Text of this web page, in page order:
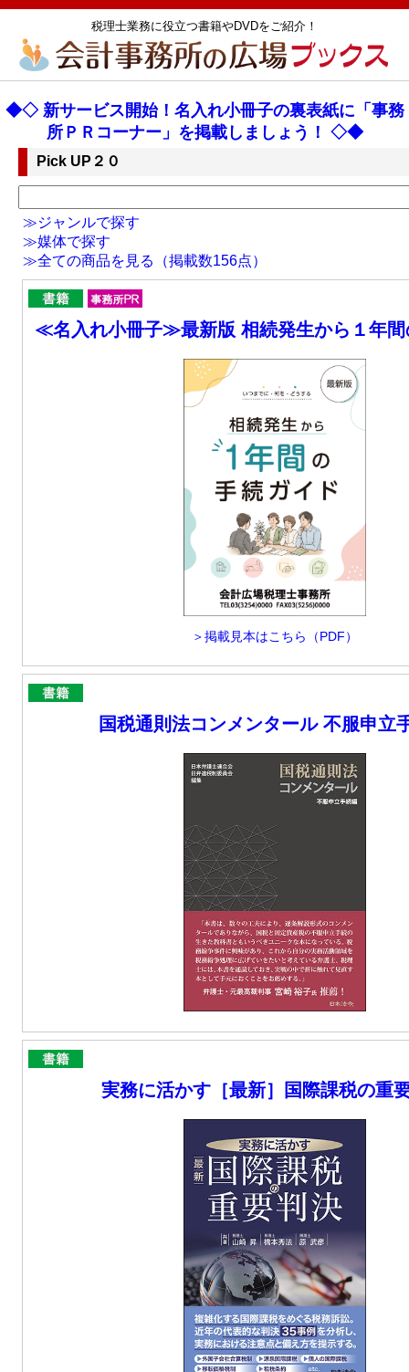
税理士業務に役立つ書籍やDVDをご紹介！
◆◇ 新サービス開始！名入れ小冊子の裏表紙に「事務
所ＰＲコーナー」を掲載しましょう！ ◇◆
Pick UP２０
≫ジャンルで探す
≫媒体で探す
≫全ての商品を見る（掲載数156点）
≪名入れ小冊子≫最新版 相続発生から１年間
＞掲載見本はこちら（PDF）
国税通則法コンメンタール 不服申立
実務に活かす［最新］国際課税の重